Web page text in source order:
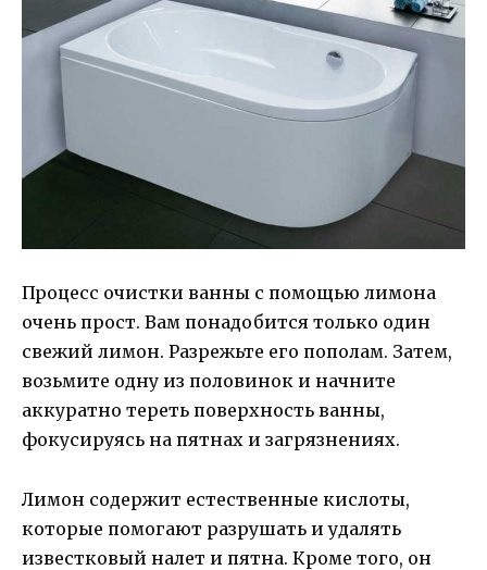
Процесс очистки ванны с помощью лимона
очень прост. Вам понадобится только один
свежий лимон. Разрежьте его пополам. Затем,
возьмите одну из половинок и начните
аккуратно тереть поверхность ванны,
фокусируясь на пятнах и загрязнениях.
Лимон содержит естественные кислоты,
которые помогают разрушать и удалять
известковый налет и пятна. Кроме того, он